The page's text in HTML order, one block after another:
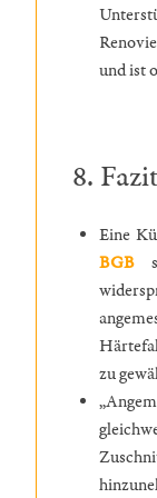
und ist
8.
Eine
BGB
zu